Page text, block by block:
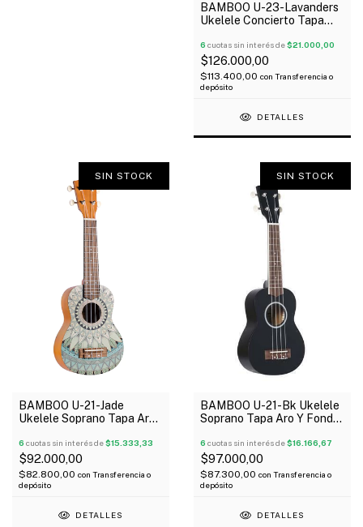
BAMBOO U-23-Lavanders
Ukelele Concierto Tapa
6 cuotas sin interés de$21.000,00
$126.000,00
$113.400,00 con Transferencia o
depósito
DETALLES
SIN STOCK
BAMBOO U-21-Jade
Ukelele Soprano Tapa Aro
6 cuotas sin interés de$15.333,33
$92.000,00
$82.800,00 con Transferencia o
depósito
DETALLES
SIN STOCK
BAMBOO U-21-Bk Ukelele
Soprano Tapa Aro Y Fondo
6 cuotas sin interés de$16.166,67
$97.000,00
$87.300,00 con Transferencia o
depósito
DETALLES